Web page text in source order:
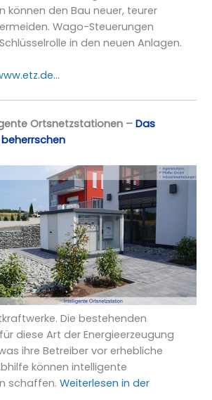
können den Bau neuer, teurer
Wago-Steuerungen
in den neuen Anlagen.
Ortsnetzstationen –Das
Die bestehenden
diese Art der Energieerzeugung
ihre Betreiber vor erhebliche
können intelligente
schaffen.Weiterlesen in der